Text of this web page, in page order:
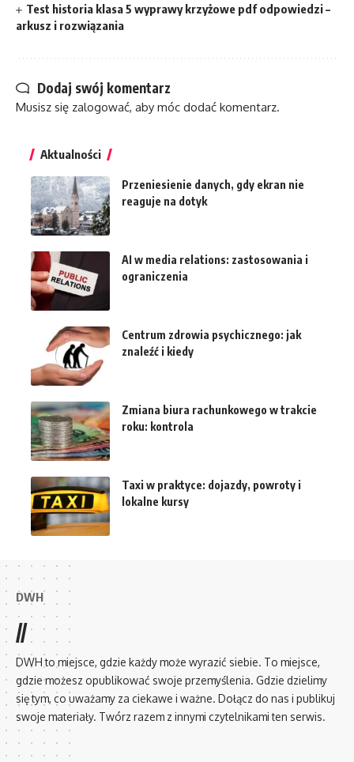
Test historia klasa 5 wyprawy krzyżowe pdf odpowiedzi –
arkusz i rozwiązania
Dodaj swój komentarz
Musisz się zalogować, aby móc dodać komentarz.
Aktualności
Przeniesienie danych, gdy ekran nie
reaguje na dotyk
AI w media relations: zastosowania i
ograniczenia
Centrum zdrowia psychicznego: jak
znaleźć i kiedy
Zmiana biura rachunkowego w trakcie
roku: kontrola
Taxi w praktyce: dojazdy, powroty i
lokalne kursy
DWH
//
DWH to miejsce, gdzie każdy może wyrazić siebie. To miejsce,
gdzie możesz opublikować swoje przemyślenia. Gdzie dzielimy
się tym, co uważamy za ciekawe i ważne. Dołącz do nas i publikuj
swoje materiały. Twórz razem z innymi czytelnikami ten serwis.